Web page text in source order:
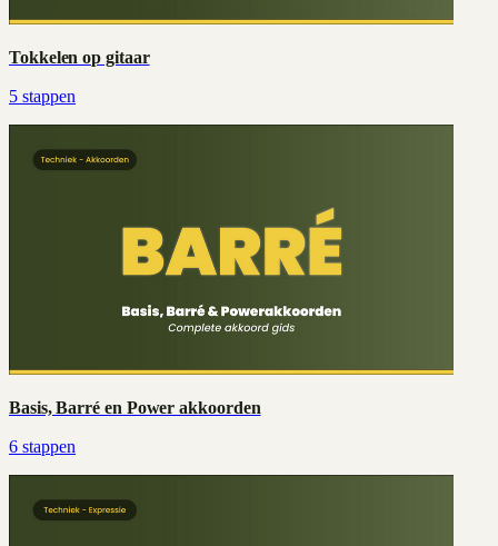
Tokkelen op gitaar
5 stappen
Basis, Barré en Power akkoorden
6 stappen